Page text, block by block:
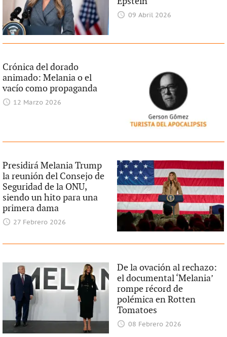
09 Abril 2026
Crónica del dorado
animado: Melania o el
vacío como propaganda
12 Marzo 2026
Presidirá Melania Trump
la reunión del Consejo de
Seguridad de la ONU,
siendo un hito para una
primera dama
27 Febrero 2026
De la ovación al rechazo:
el documental ‘Melania’
rompe récord de
polémica en Rotten
Tomatoes
08 Febrero 2026